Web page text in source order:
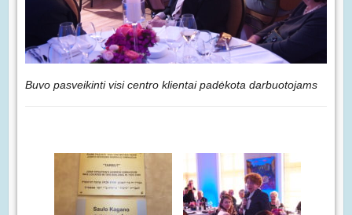
Buvo pasveikinti visi centro klientai padėkota darbuotojams